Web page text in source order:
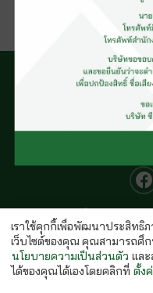
© CAS
นโยบายคุ้มครองข้อมูลส่วนบุ
พนักงานบริษัท
เราใช้คุกกี้เพื่อพัฒนาประสิทธิ
เว็บไซต์ของคุณ คุณสามารถศึก
นโยบายความเป็นส่วนตัว และ
ได้ของคุณได้เองโดยคลิกที่ ตั้ง